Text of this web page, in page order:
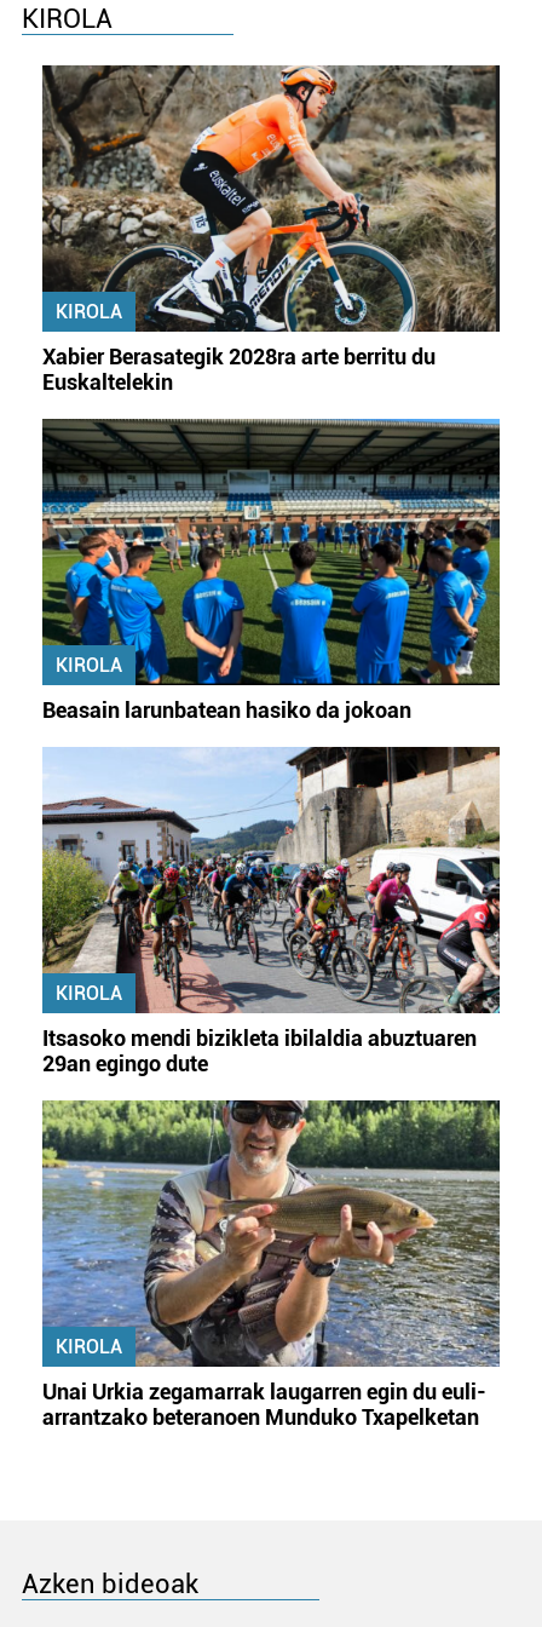
KIROLA
KIROLA
Xabier Berasategik 2028ra arte berritu du
Euskaltelekin
KIROLA
Beasain larunbatean hasiko da jokoan
KIROLA
Itsasoko mendi bizikleta ibilaldia abuztuaren
29an egingo dute
KIROLA
Unai Urkia zegamarrak laugarren egin du euli-
arrantzako beteranoen Munduko Txapelketan
Azken bideoak